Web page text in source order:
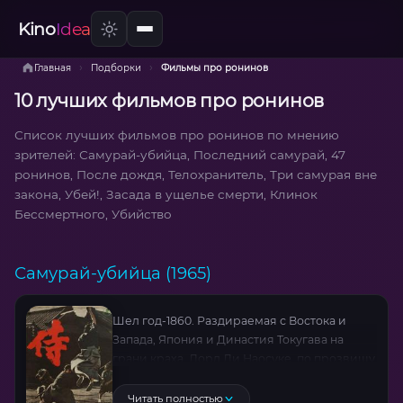
KinoIdea
Главная › Подборки › Фильмы про ронинов
10 лучших фильмов про ронинов
Список лучших фильмов про ронинов по мнению
зрителей: Самурай-убийца, Последний самурай, 47
ронинов, После дождя, Телохранитель, Три самурая вне
закона, Убей!, Засада в ущелье смерти, Клинок
Бессмертного, Убийство
Самурай-убийца (1965)
Шел год-1860. Раздираемая с Востока и
Запада, Япония и Династия Токугава на
марионетку, чтобы стать Сегуном. В его
Читать полностью